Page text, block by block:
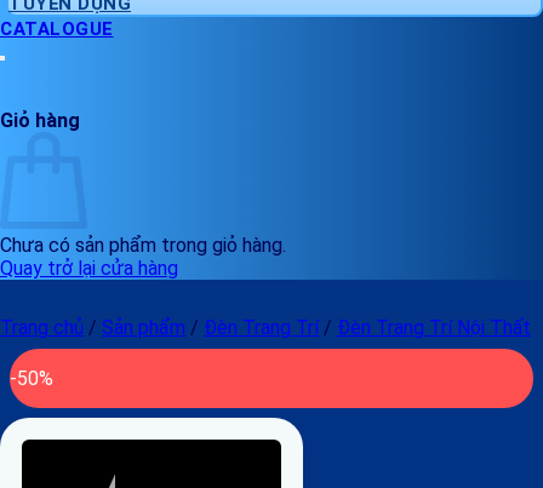
CATALOGUE
Giỏ hàng
Chưa có sản phẩm trong giỏ hàng.
Quay trở lại cửa hàng
Trang chủ / Sản phẩm / Đèn Trang Trí / Đèn Trang Trí Nội Thất
-50%